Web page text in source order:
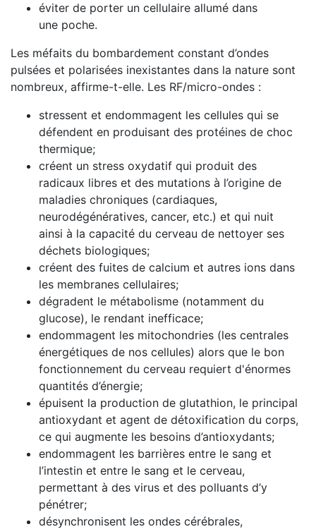
éviter de porter un cellulaire allumé dans
une poche.
Les méfaits du bombardement constant d’ondes
pulsées et polarisées inexistantes dans la nature sont
nombreux, affirme-t-elle. Les RF/micro-ondes :
stressent et endommagent les cellules qui se
défendent en produisant des protéines de choc
thermique;
créent un stress oxydatif qui produit des
radicaux libres et des mutations à l’origine de
maladies chroniques (cardiaques,
neurodégénératives, cancer, etc.) et qui nuit
ainsi à la capacité du cerveau de nettoyer ses
déchets biologiques;
créent des fuites de calcium et autres ions dans
les membranes cellulaires;
dégradent le métabolisme (notamment du
glucose), le rendant inefficace;
endommagent les mitochondries (les centrales
énergétiques de nos cellules) alors que le bon
fonctionnement du cerveau requiert d'énormes
quantités d’énergie;
épuisent la production de glutathion, le principal
antioxydant et agent de détoxification du corps,
ce qui augmente les besoins d’antioxydants;
endommagent les barrières entre le sang et
l’intestin et entre le sang et le cerveau,
permettant à des virus et des polluants d’y
pénétrer;
désynchronisent les ondes cérébrales,